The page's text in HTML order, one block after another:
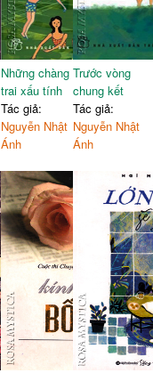
Những chàng
trai xấu tính
Tác giả:
Nguyễn Nhật
Ánh
Trước vòng
chung kết
Tác giả:
Nguyễn Nhật
Ánh